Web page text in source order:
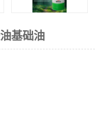
基础油